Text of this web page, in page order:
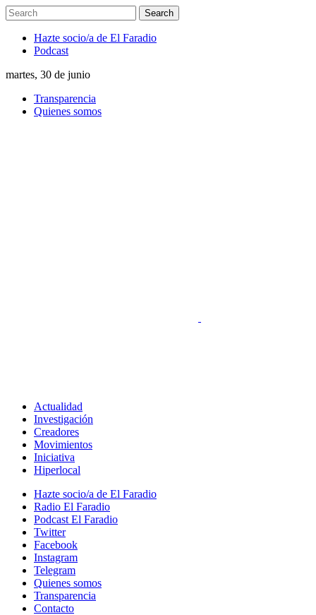
Hazte socio/a de El Faradio
Podcast
martes, 30 de junio
Transparencia
Quienes somos
Actualidad
Investigación
Creadores
Movimientos
Iniciativa
Hiperlocal
Hazte socio/a de El Faradio
Radio El Faradio
Podcast El Faradio
Twitter
Facebook
Instagram
Telegram
Quienes somos
Transparencia
Contacto